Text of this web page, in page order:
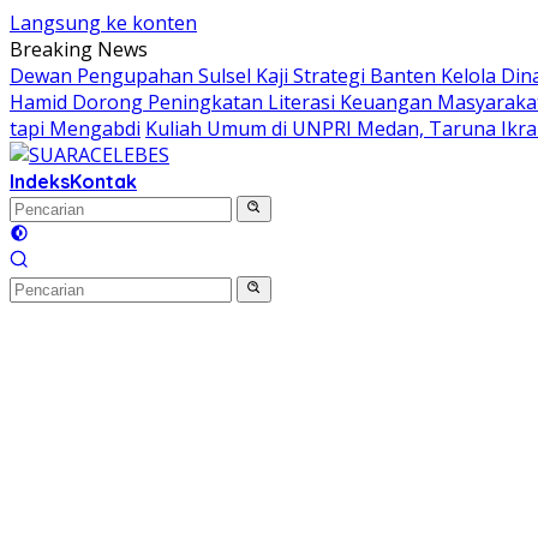
Langsung ke konten
Breaking News
Dewan Pengupahan Sulsel Kaji Strategi Banten Kelola
Hamid Dorong Peningkatan Literasi Keuangan
tapi Mengabdi Kuliah Umum di UNPRI Medan, Taruna
IndeksKontak